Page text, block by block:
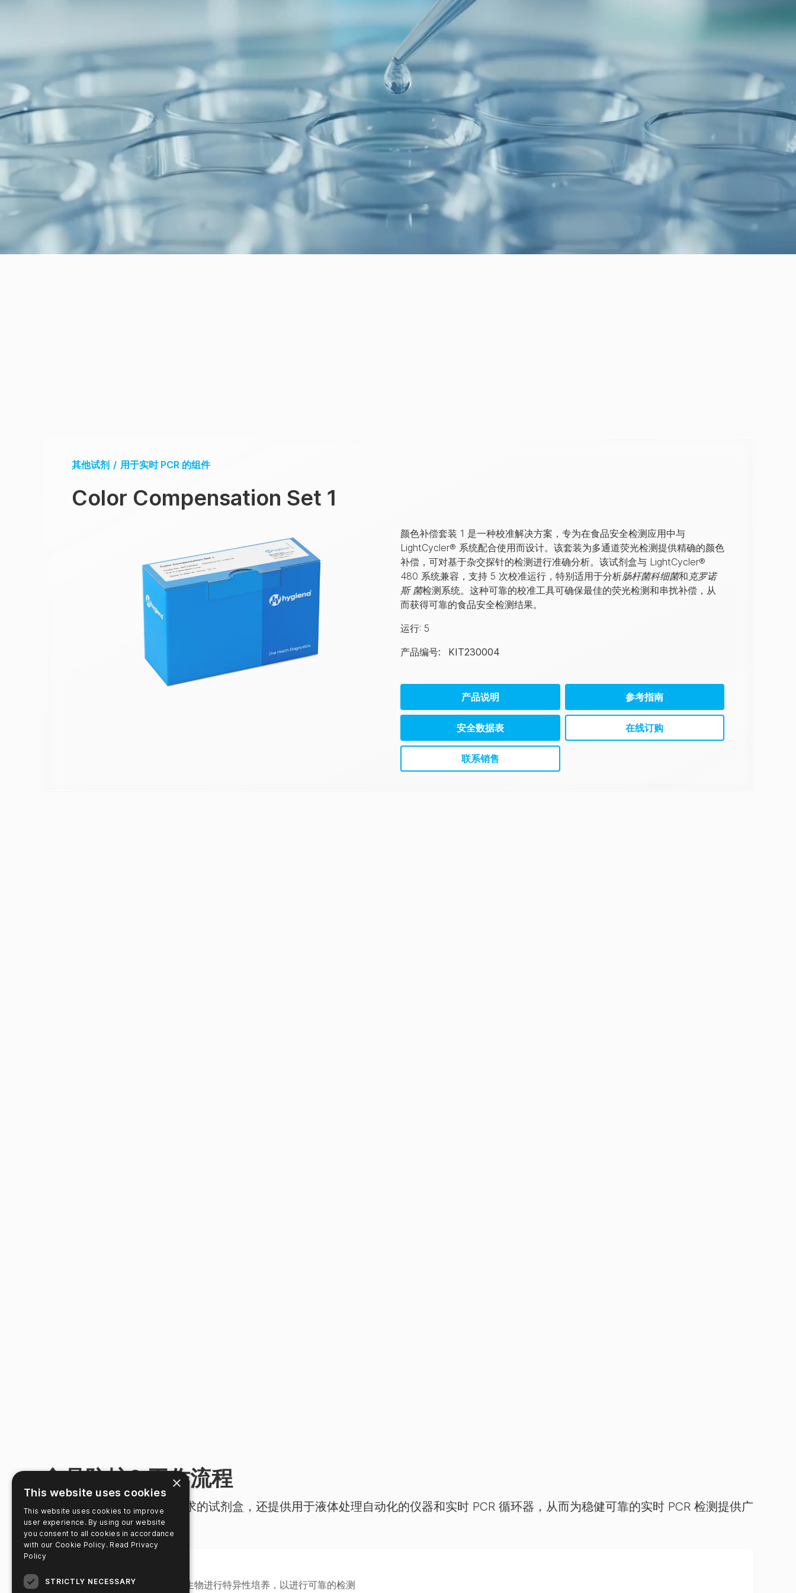
其他试剂 / 用于实时 PCR 的组件
Color Compensation Set 1
颜色补偿套装 1 是一种校准解决方案，专为在食品安全检测应用中与
LightCycler® 系统配合使用而设计。该套装为多通道荧光检测提供精确的颜色
补偿，可对基于杂交探针的检测进行准确分析。该试剂盒与 LightCycler®
480 系统兼容，支持 5 次校准运行，特别适用于分析肠杆菌科细菌和 克罗诺
斯 菌检测系统。这种可靠的校准工具可确保最佳的荧光检测和串扰补偿，从
而获得可靠的食品安全检测结果。
运行: 5
产品编号: KIT230004
产品说明 参考指南
安全数据表 在线订购
联系销售
食品防护® 工作流程
我们不仅提供满足实验室需求的试剂盒，还提供用于液体处理自动化的仪器和实时 PCR 循环器，从而为稳健可靠的实时 PCR 检测提供广
泛的产品组合。
通过选择性培养基对目标生物进行特异性培养，以进行可靠的检测
×
This website uses cookies
This website uses cookies to improve
user experience. By using our website
you consent to all cookies in accordance
with our Cookie Policy. Read Privacy
Policy
STRICTLY NECESSARY